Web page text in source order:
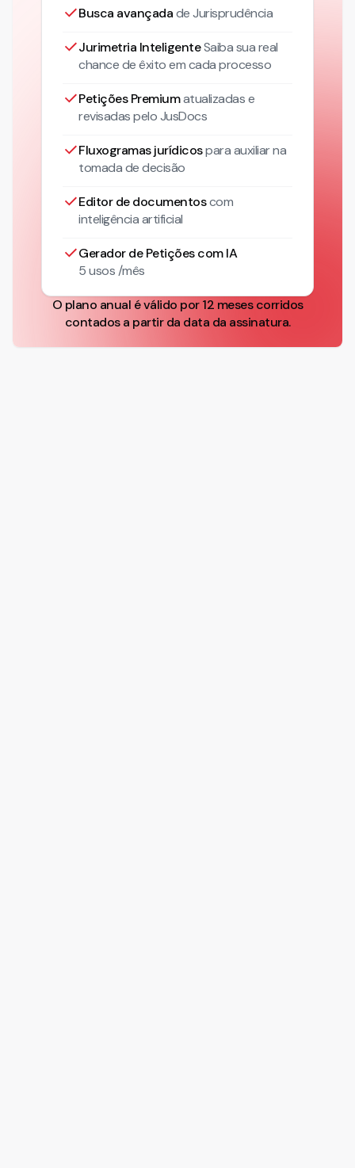
Busca avançadade Jurisprudência
Jurimetria InteligenteSaiba sua real
chance de êxito em cada processo
Petições Premiumatualizadase
revisadas pelo JusDocs
Fluxogramas jurídicospara auxiliar na
tomada de decisão
Editor de documentoscom
inteligência artificial
Gerador de Petições com IA
5 usos /mês
O plano anual é válido por 12 meses corridos
contados a partir da data da assinatura.